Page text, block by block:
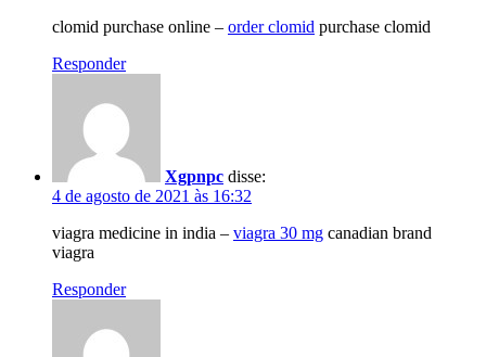
clomid purchase online – order clomid purchase clomid
Responder
Xgpnpc disse:
4 de agosto de 2021 às 16:32
viagra medicine in india – viagra 30 mg canadian brand
viagra
Responder